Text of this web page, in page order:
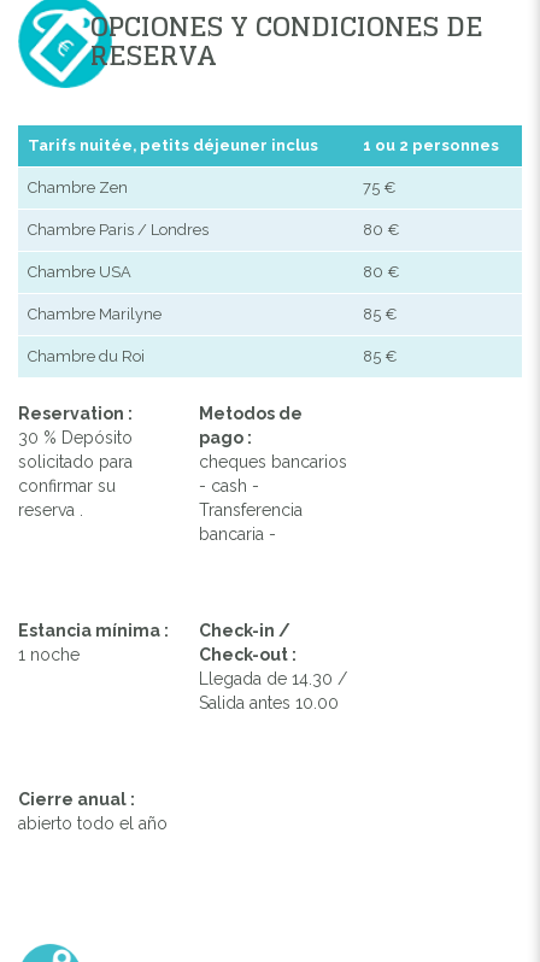
OPCIONES Y CONDICIONES DE
RESERVA
Tarifs nuitée, petits déjeuner inclus 1 ou 2 personnes
Chambre Zen 75 €
Chambre Paris / Londres 80 €
Chambre USA 80 €
Chambre Marilyne 85 €
Chambre du Roi 85 €
Reservation :
30 % Depósito
solicitado para
confirmar su
reserva .
Metodos de
pago :
cheques bancarios
- cash -
Transferencia
bancaria -
Estancia mínima :
1 noche
Check-in /
Check-out :
Llegada de 14.30 /
Salida antes 10.00
Cierre anual :
abierto todo el año